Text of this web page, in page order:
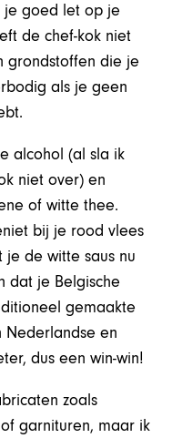
je goed let op je
de chef-kok niet
grondstoffen die je
als je geen
alcohol (al sla ik
niet over) en
of witte thee.
bij je rood vlees
je de witte saus nu
dat je Belgische
gemaakte
Nederlandse en
dus een win-win!
zoals
garnituren, maar ik